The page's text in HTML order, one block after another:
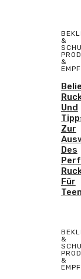
&
&
Und
Zur
Des
Für
&
&